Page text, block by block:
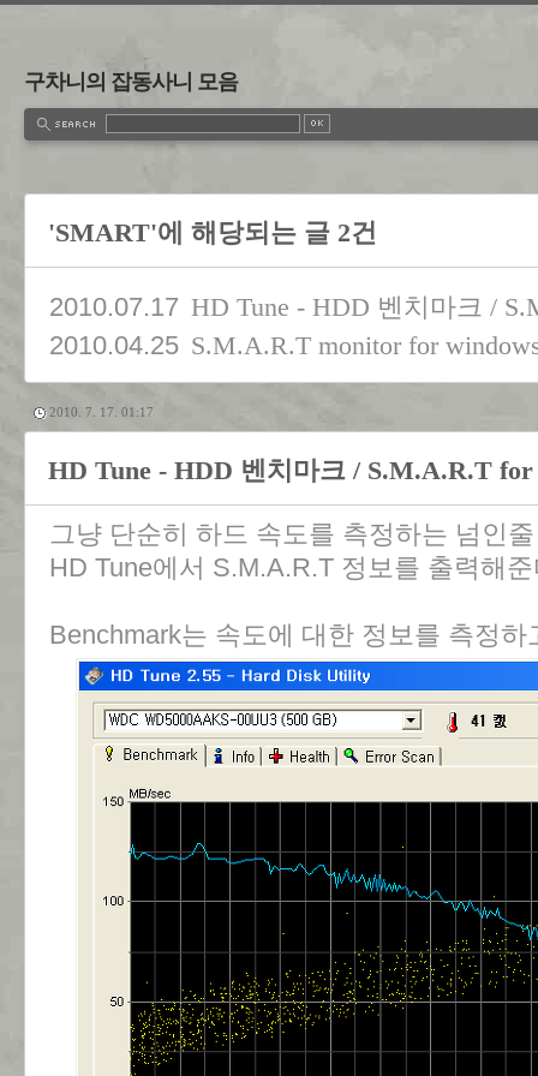
구차니의 잡동사니 모음
'SMART'에 해당되는 글 2건
2010.07.17 HD Tune - HDD 벤치마크 /
2010.04.25 S.M.A.R.T monitor for
2010. 7. 17. 01:17
HD Tune - HDD 벤치마크 / S.M.A.R.T for
그냥 단순히 하드 속도를 측정하는 넘인
HD Tune에서 S.M.A.R.T 정보를 출력해
Benchmark는 속도에 대한 정보를 측정하